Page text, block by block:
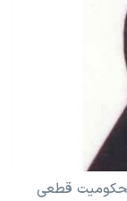
قطعی